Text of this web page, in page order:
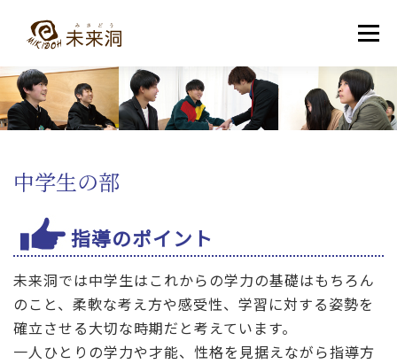
ツ
へ
ス
キ
メニュー
教室紹介 未来洞について コース紹介 ブログ
中学生の部
指導のポイント
未来洞では中学生はこれからの学力の基礎はもちろん
のこと、柔軟な考え方や感受性、学習に対する姿勢を
確立させる大切な時期だと考えています。
一人ひとりの学力や才能、性格を見据えながら指導方